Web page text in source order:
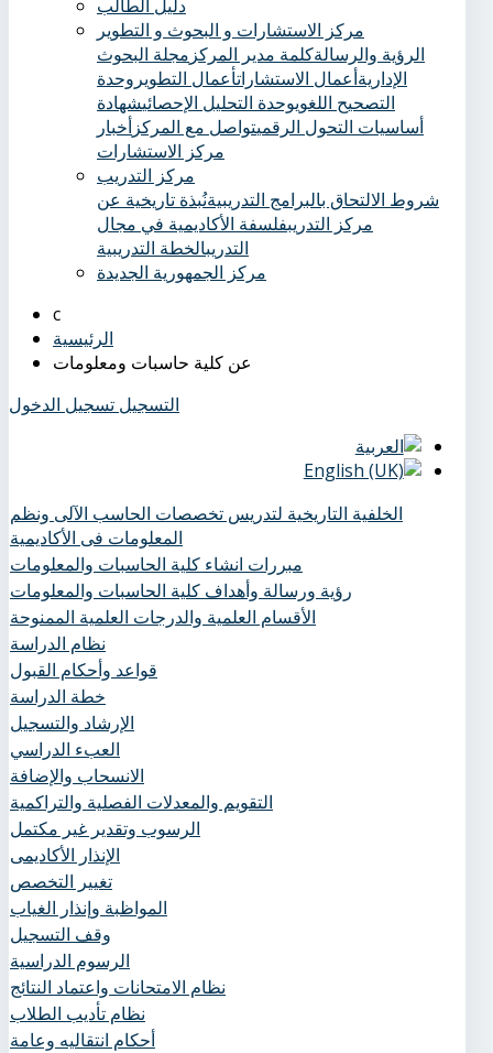
دليل الطالب
مركز الاستشارات و البحوث و التطوير
الرؤية والرسالةكلمة مدير المركز مجلة البحوث
الإداريةأعمال الاستشاراتأعمال التطوير وحدة
التصحيح اللغويوحدة التحليل الإحصائيشهادة
أساسيات التحول الرقميتواصل مع المركزأخبار
مركز الاستشارات
مركز التدريب
شروط الالتحاق بالبرامج التدريبيةنُبذة تاريخية عن
مركز التدريبفلسفة الأكاديمية في مجال
التدريبالخطة التدريبية
مركز الجمهورية الجديدة
الرئيسية
عن كلية حاسبات ومعلومات
التسجيل تسجيل الدخول
الخلفية التاريخية لتدريس تخصصات الحاسب الآلى ونظم
المعلومات فى الأكاديمية
مبررات انشاء كلية الحاسبات والمعلومات
رؤية ورسالة وأهداف كلية الحاسبات والمعلومات
الأقسام العلمية والدرجات العلمية الممنوحة
نظام الدراسة
قواعد وأحكام القبول
خطة الدراسة
الإرشاد والتسجيل
العبء الدراسي
الانسحاب والإضافة
التقويم والمعدلات الفصلية والتراكمية
الرسوب وتقدير غير مكتمل
الإنذار الأكاديمى
تغيير التخصص
المواظبة وإنذار الغياب
وقف التسجيل
الرسوم الدراسية
نظام الامتحانات واعتماد النتائج
نظام تأديب الطلاب
أحكام انتقاليه وعامة